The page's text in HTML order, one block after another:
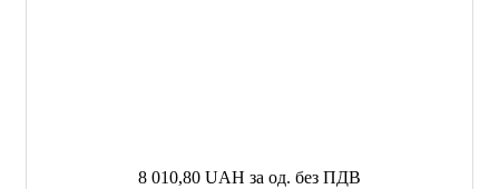
8 010,80 UAH за од. без ПДВ